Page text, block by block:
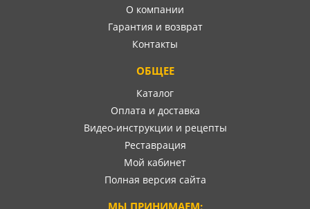
О компании
Гарантия и возврат
Контакты
ОБЩЕЕ
Каталог
Оплата и доставка
Видео-инструкции и рецепты
Реставрация
Мой кабинет
Полная версия сайта